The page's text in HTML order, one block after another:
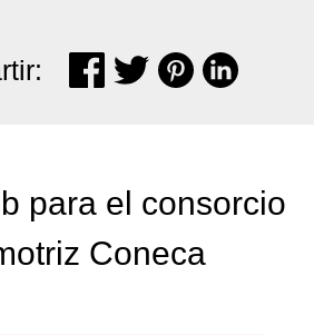
para el consorcio
Coneca